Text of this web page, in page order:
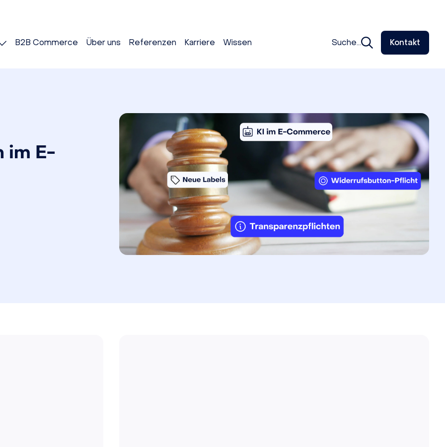
B2B Commerce Über uns Referenzen Karriere Wissen Suche... Kontakt
im E-